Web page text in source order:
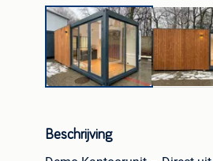
Beschrijving